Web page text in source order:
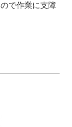
で作業に支障